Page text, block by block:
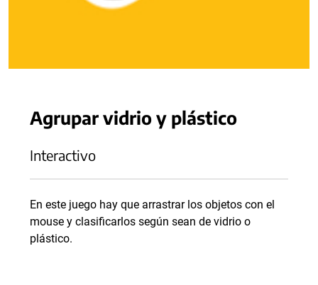
Agrupar vidrio y plástico
Interactivo
En este juego hay que arrastrar los objetos con el
mouse y clasificarlos según sean de vidrio o
plástico.